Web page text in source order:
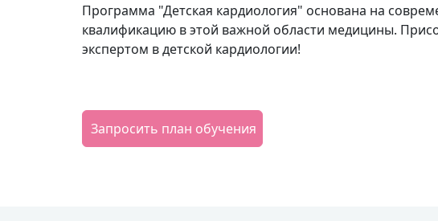
Программа "Детская кардиология" основана на
квалификацию в этой важной области медицины.
экспертом в детской кардиологии!
Запросить план обучения